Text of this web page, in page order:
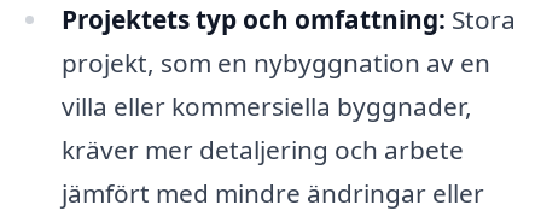
Projektets typ och omfattning: Stora
projekt, som en nybyggnation av en
villa eller kommersiella byggnader,
kräver mer detaljering och arbete
jämfört med mindre ändringar eller